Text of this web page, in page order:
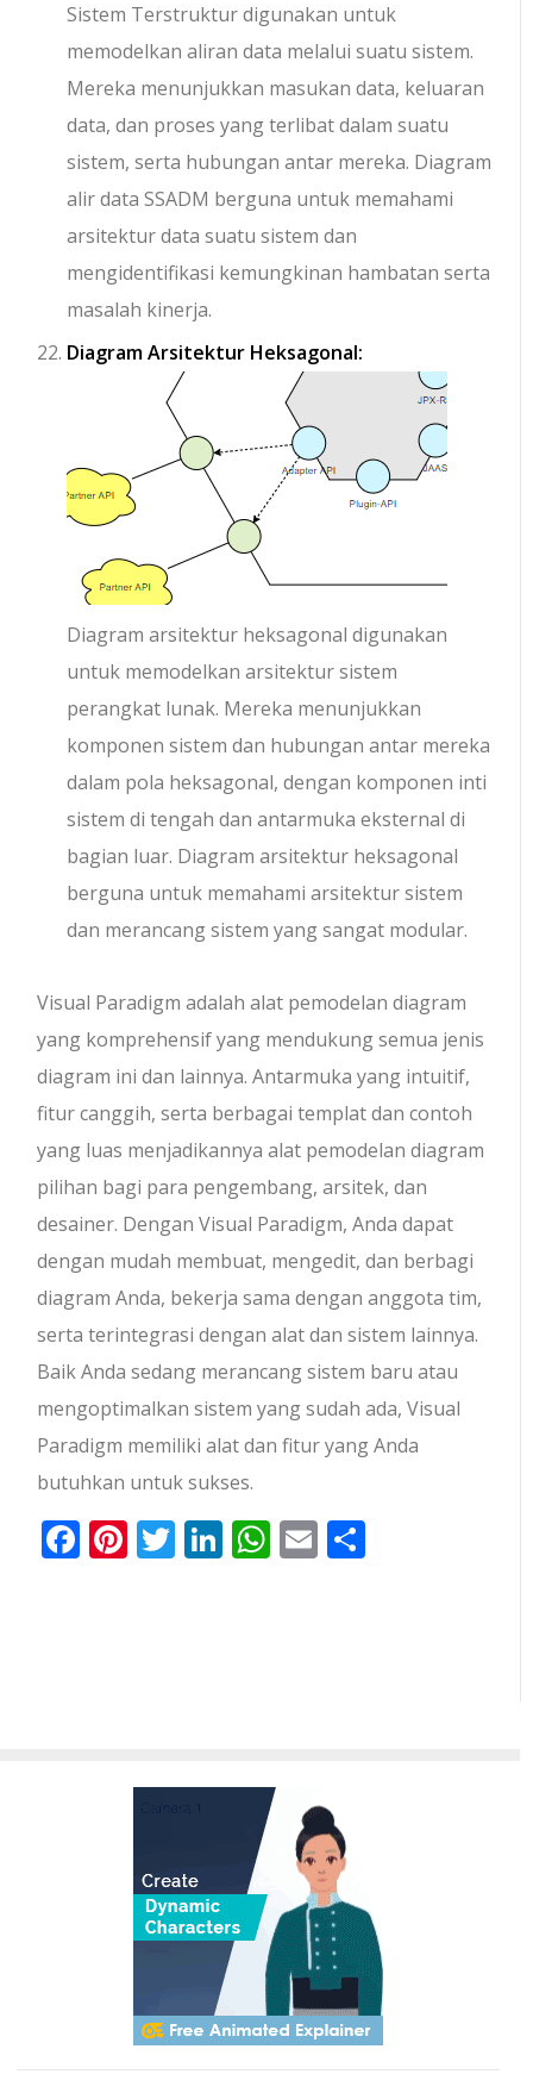
Sistem Terstruktur digunakan untuk
memodelkan aliran data melalui suatu sistem.
Mereka menunjukkan masukan data, keluaran
data, dan proses yang terlibat dalam suatu
sistem, serta hubungan antar mereka. Diagram
alir data SSADM berguna untuk memahami
arsitektur data suatu sistem dan
mengidentifikasi kemungkinan hambatan serta
masalah kinerja.
Diagram Arsitektur Heksagonal:
Diagram arsitektur heksagonal digunakan
untuk memodelkan arsitektur sistem
perangkat lunak. Mereka menunjukkan
komponen sistem dan hubungan antar mereka
dalam pola heksagonal, dengan komponen inti
sistem di tengah dan antarmuka eksternal di
bagian luar. Diagram arsitektur heksagonal
berguna untuk memahami arsitektur sistem
dan merancang sistem yang sangat modular.
Visual Paradigm adalah alat pemodelan diagram
yang komprehensif yang mendukung semua jenis
diagram ini dan lainnya. Antarmuka yang intuitif,
fitur canggih, serta berbagai templat dan contoh
yang luas menjadikannya alat pemodelan diagram
pilihan bagi para pengembang, arsitek, dan
desainer. Dengan Visual Paradigm, Anda dapat
dengan mudah membuat, mengedit, dan berbagi
diagram Anda, bekerja sama dengan anggota tim,
serta terintegrasi dengan alat dan sistem lainnya.
Baik Anda sedang merancang sistem baru atau
mengoptimalkan sistem yang sudah ada, Visual
Paradigm memiliki alat dan fitur yang Anda
butuhkan untuk sukses.
Facebook
Pinterest
Twitter
LinkedIn
WhatsApp
Email